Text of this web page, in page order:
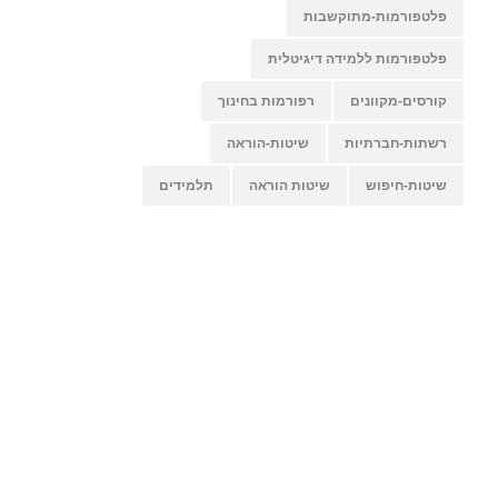
פלטפורמות-מתוקשבות
פלטפורמות ללמידה דיגיטלית
קורסים-מקוונים רפורמות בחינוך
רשתות-חברתיות שיטות-הוראה
שיטות-חיפוש שיטות הוראה תלמידים